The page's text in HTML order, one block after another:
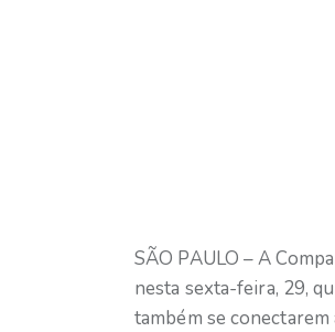
SÃO PAULO – A
nesta sexta-feira, 29,
também se